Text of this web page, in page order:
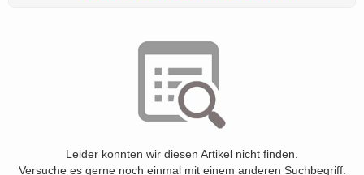
Leider konnten wir diesen Artikel nicht finden.
Versuche es gerne noch einmal mit einem anderen Suchbegriff.